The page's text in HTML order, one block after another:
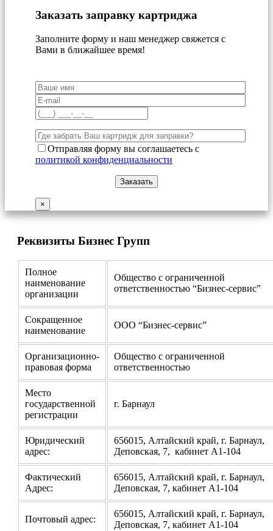
Заказать заправку картриджа
Заполните форму и наш менеджер свяжется с
Вами в ближайшее время!
Отправляя форму вы соглашаетесь с
политикой конфиденциальности
×
Реквизиты Бизнес Групп
Полное
наименование
организации
Общество с ограниченной
ответственностью “Бизнес-сервис”
Сокращенное
наименование
ООО “Бизнес-сервис”
Организационно-
правовая форма
Общество с ограниченной
ответственностью
Место
государственной
регистрации
г. Барнаул
Юридический
адрес:
656015, Алтайский край, г. Барнаул,
Деповская, 7, кабинет А1-104
Фактический
Адрес:
656015, Алтайский край, г. Барнаул,
Деповская, 7, кабинет А1-104
Почтовый адрес:
656015, Алтайский край, г. Барнаул,
Деповская, 7, кабинет А1-104